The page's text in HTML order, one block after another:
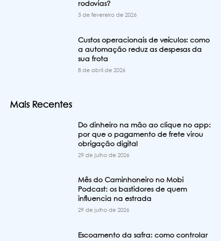
rodovias?
3 de fevereiro de 2026
Custos operacionais de veículos: como
a automação reduz as despesas da
sua frota
8 de abril de 2026
Mais Recentes
Do dinheiro na mão ao clique no app:
por que o pagamento de frete virou
obrigação digital
29 de julho de 2026
Mês do Caminhoneiro no Mobi
Podcast: os bastidores de quem
influencia na estrada
29 de julho de 2026
Escoamento da safra: como controlar